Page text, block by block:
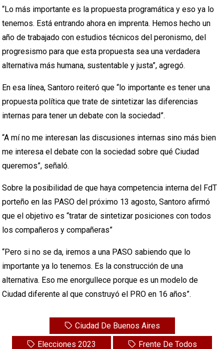
“Lo más importante es la propuesta programática y eso ya lo
tenemos. Está entrando ahora en imprenta. Hemos hecho un
año de trabajado con estudios técnicos del peronismo, del
progresismo para que esta propuesta sea una verdadera
alternativa más humana, sustentable y justa”, agregó.
En esa línea, Santoro reiteró que “lo importante es tener una
propuesta política que trate de sintetizar las diferencias
internas para tener un debate con la sociedad”.
“A mí no me interesan las discusiones internas sino más bien
me interesa el debate con la sociedad sobre qué Ciudad
queremos”, señaló.
Sobre la posibilidad de que haya competencia interna del FdT
porteño en las PASO del próximo 13 agosto, Santoro afirmó
que el objetivo es “tratar de sintetizar posiciones con todos
los compañeros y compañeras”
“Pero si no se da, iremos a una PASO sabiendo que lo
importante ya lo tenemos. Es la construcción de una
alternativa. Eso me enorgullece porque es un modelo de
Ciudad diferente al que construyó el PRO en 16 años”.
Ciudad De Buenos Aires
Elecciones 2023
Frente De Todos